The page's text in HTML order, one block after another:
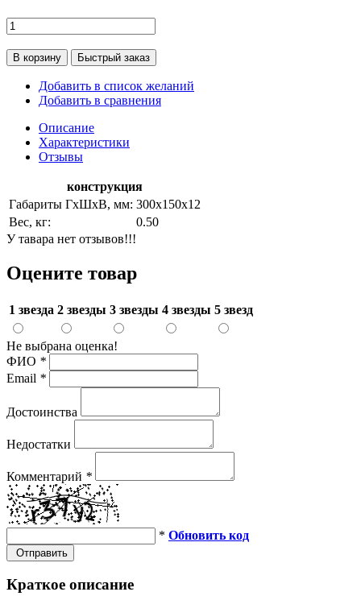
В корзину Быстрый заказ
Добавить в список желаний
Добавить в сравнения
Описание
Характеристики
Отзывы
конструкция
Габариты ГхШхВ, мм: 300х150х12
Вес, кг:
0.50
У тавара нет отзывов!!!
Оцените товар
1 звезда 2 звезды 3 звезды 4 звезды 5 звезд
Не выбрана оценка!
ФИО *
Email *
Достоинства
Недостатки
Комментарий *
* Обновить код
Отправить
Краткое описание